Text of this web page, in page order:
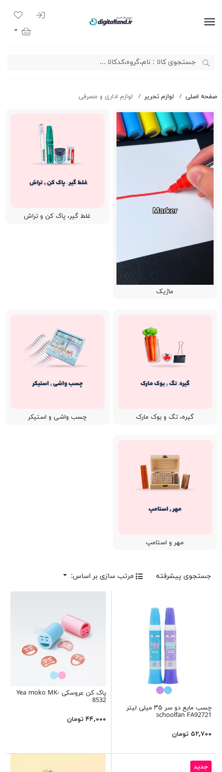
ورود به
لیست
سبد خرید
صفحه اصلی لوازم تحریر لوازم اداری و مصرفی
ماژیک
غلط گیر، پاک کن و تراش
گیره، تگ و بوک مارک چسب واشی و استیکر
مهر و استامپ
جستجوی پیشرفته مرتب سازی بر اساس:
چسب مایع دو سر ۳۵ میلی لیتر
schoolfan FA92721
۵۲,۷۰۰ تومان
پاک کن عروسکی Yea moko MK-
8532
۴۴,۰۰۰ تومان
جدید